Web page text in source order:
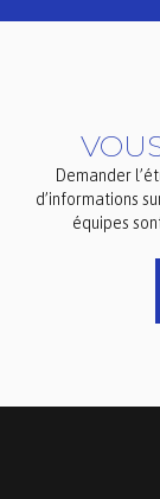
Demander
d’informations
équipes